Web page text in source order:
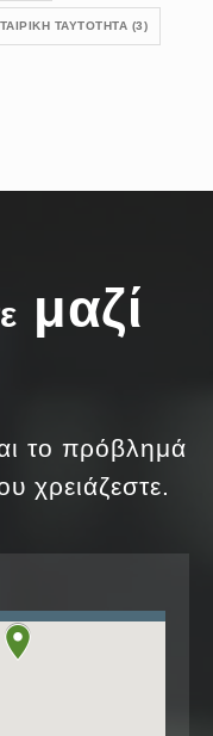
ΤΑΥΤΌΤΗΤΑ (3)
μαζί
το πρόβλημά
χρειάζεστε.